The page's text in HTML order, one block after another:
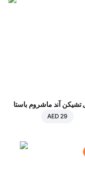
تشيكن آند ماشروم باستا
AED 29